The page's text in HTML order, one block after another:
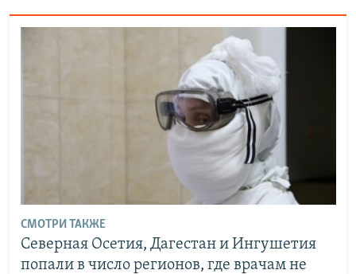
СМОТРИ ТАКЖЕ
Северная Осетия, Дагестан и Ингушетия
попали в число регионов, где врачам не